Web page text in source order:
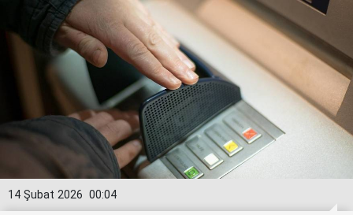
00:04
14 Şubat 2026